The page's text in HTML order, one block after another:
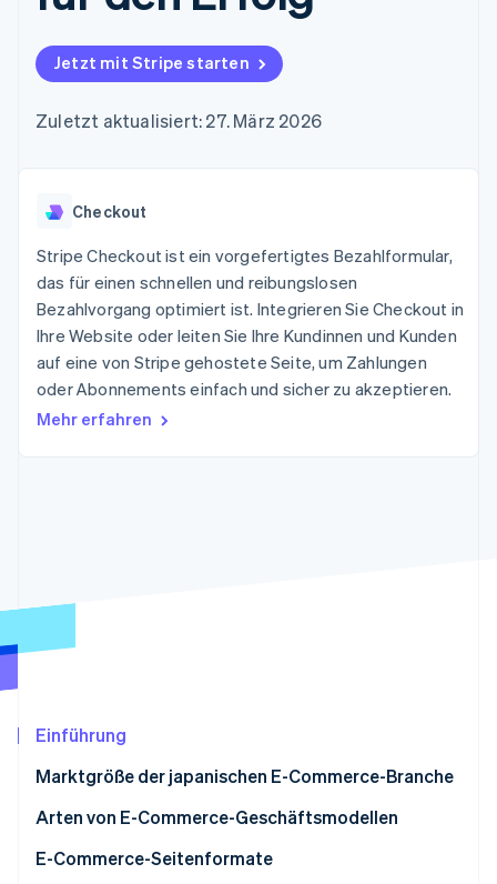
125
Terminal
Zahlungen vor Ort
Boost
Autorisierungsraten
Beschleunigter
Financial
Connections
Verbundene
Finanzdaten
Data Pipeline
Datensynchronisierung
Product roadmap
CO₂-Entnahme
Jetzt ansehen
Geldmanagement
SaaS
Bewirtung, Reisen und
Freizeit
Versicherungen
Medien und
Unterhaltung
Gemeinnützige
Organisationen
Fachdienstleistungen
Öffentlicher Sektor
Einzelhandel
Marktplatz auf
Abonnementverwaltung
nutzungsbasierte
Karten ausgeben: So
Diensten mit Agenten
Ressourcen
App-Integrationen
Code-Beispiele
Entwickler-Blog
API-Status
Stripe Sessions
Karriere
Stripe Press
kontaktieren
Partner werden
Jetzt mit Stripe starten
Zuletzt aktualisiert: 27. März 2026
Checkout
Stripe Checkout ist ein vorgefertigtes Bezahlformular,
das für einen schnellen und reibungslosen
Bezahlvorgang optimiert ist. Integrieren Sie Checkout in
Ihre Website oder leiten Sie Ihre Kundinnen und Kunden
auf eine von Stripe gehostete Seite, um Zahlungen
oder Abonnements einfach und sicher zu akzeptieren.
Mehr erfahren
Einführung
Marktgröße der japanischen E-Commerce-Branche
Arten von E-Commerce-Geschäftsmodellen
E-Commerce-Seitenformate